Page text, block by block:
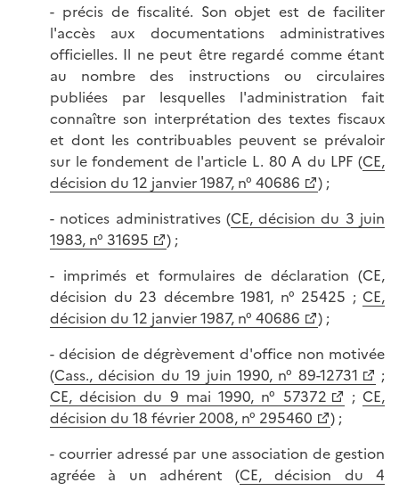
- précis de fiscalité. Son objet est de faciliter
l'accès aux documentations administratives
officielles. Il ne peut être regardé comme étant
au nombre des instructions ou circulaires
publiées par lesquelles l'administration fait
connaître son interprétation des textes fiscaux
et dont les contribuables peuvent se prévaloir
sur le fondement de l'article L. 80 A du LPF (CE,
décision du 12 janvier 1987, n° 40686
) ;
- notices administratives (CE, décision du 3 juin
1983, n° 31695
) ;
- imprimés et formulaires de déclaration (CE,
décision du 23 décembre 1981, n° 25425 ; CE,
décision du 12 janvier 1987, n° 40686
) ;
- décision de dégrèvement d'office non motivée
(Cass., décision du 19 juin 1990, n° 89-12731
;
CE, décision du 9 mai 1990, n° 57372
; CE,
décision du 18 février 2008, n° 295460
) ;
- courrier adressé par une association de gestion
agréée à un adhérent (CE, décision du 4